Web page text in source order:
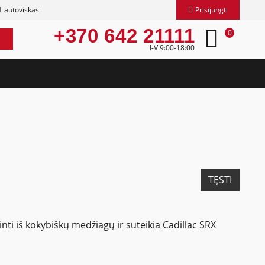
autoviskas Prisijungti
+370 642 21111
I-V 9:00-18:00
0
TĘSTI
iš kokybiškų medžiagų ir suteikia Cadillac SRX